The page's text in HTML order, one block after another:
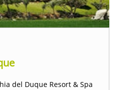
del Duque Resort & Spa